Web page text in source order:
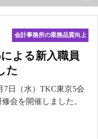
会計事務所の業務品質向上
よる新入職員
た
日（水）TKC東京5会
会を開催しました。